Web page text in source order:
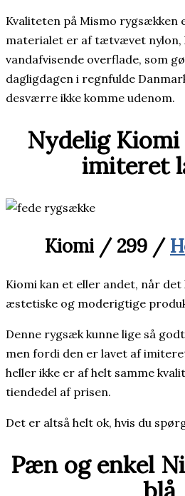
Kvaliteten på Mismo rygsækken
materialet er af tætvævet nylon,
vandafvisende overflade, som
dagligdagen i regnfulde
desværre ikke komme udenom.
Nydelig
imiteret
Kiomi / 299 /
Kiomi kan et eller andet, når
æstetiske og moderigtige
Denne rygsæk kunne lige så
men fordi den er lavet af
heller ikke er af helt samme
tiendedel af prisen.
Det er altså helt ok, hvis du
Pæn og enkel